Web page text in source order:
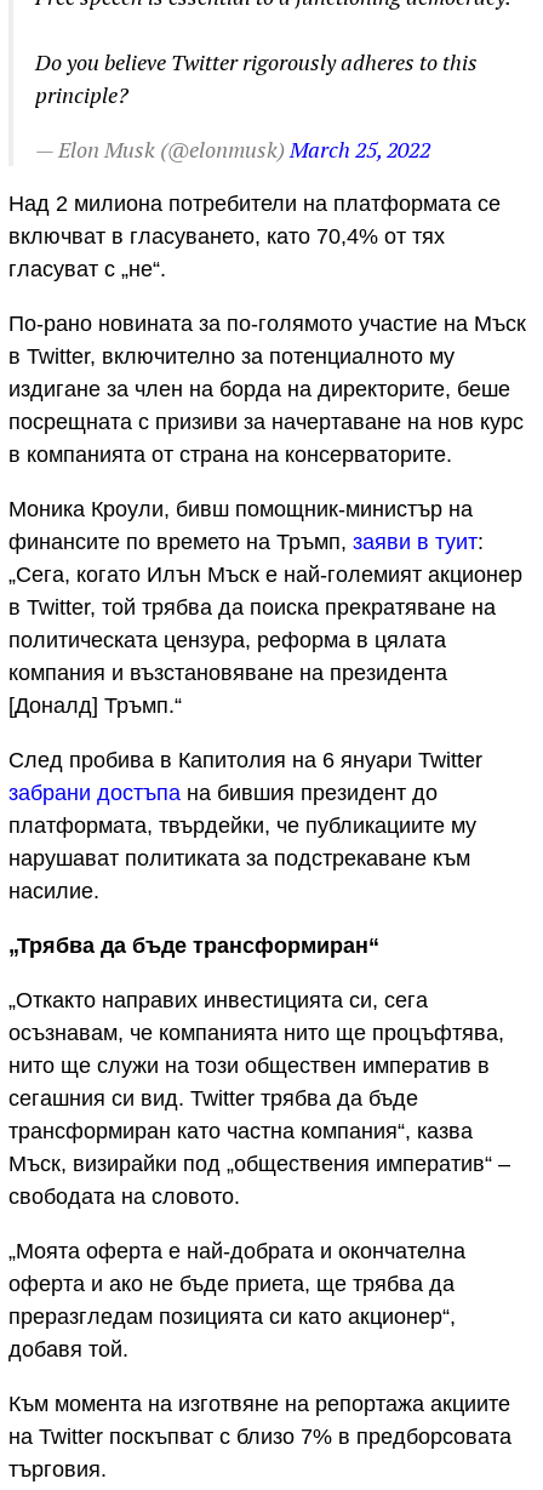
Do you believe Twitter rigorously adheres to this
principle?
— Elon Musk (@elonmusk)March 25, 2022
Над 2 милиона потребители на платформата се
включват в гласуването, като 70,4% от тях
гласуват с „не“.
По-рано новината за по-голямото участие на Мъск
в Twitter, включително за потенциалното му
издигане за член на борда на директорите, беше
посрещната с призиви за начертаване на нов курс
в компанията от страна на консерваторите.
Моника Кроули, бивш помощник-министър на
финансите по времето на Тръмп, заяви в туит:
„Сега, когато Илън Мъск е най-големият акционер
в Twitter, той трябва да поиска прекратяване на
политическата цензура, реформа в цялата
компания и възстановяване на президента
[Доналд] Тръмп.“
След пробива в Капитолия на 6 януари Twitter
забрани достъпа на бившия президент до
платформата, твърдейки, че публикациите му
нарушават политиката за подстрекаване към
насилие.
„Трябва да бъде трансформиран“
„Откакто направих инвестицията си, сега
осъзнавам, че компанията нито ще процъфтява,
нито ще служи на този обществен императив в
сегашния си вид. Twitter трябва да бъде
трансформиран като частна компания“, казва
Мъск, визирайки под „обществения императив“ –
свободата на словото.
„Моята оферта е най-добрата и окончателна
оферта и ако не бъде приета, ще трябва да
преразгледам позицията си като акционер“,
добавя той.
Към момента на изготвяне на репортажа акциите
на Twitter поскъпват с близо 7% в предборсовата
търговия.